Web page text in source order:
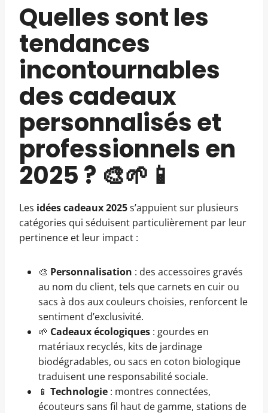
Quelles sont les
tendances
incontournables
des cadeaux
personnalisés et
professionnels en
2025 ? 🎨🌱📱
Les idées cadeaux 2025s’appuient sur plusieurs
catégories qui séduisent particulièrement par leur
pertinence et leur impact :
🎨 Personnalisation : des accessoires gravés
au nom du client, tels que carnets en cuir ou
sacs à dos aux couleurs choisies, renforcent le
sentiment d’exclusivité.
🌱 Cadeaux écologiques : gourdes en
matériaux recyclés, kits de jardinage
biodégradables, ou sacs en coton biologique
traduisent une responsabilité sociale.
📱 Technologie : montres connectées,
écouteurs sans fil haut de gamme, stations de